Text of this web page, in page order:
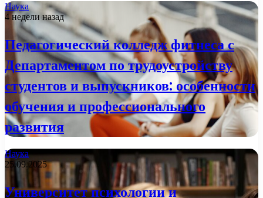
Наука
4 недели назад
Педагогический колледж фитнеса с
Департаментом по трудоустройству
студентов и выпускников: особенности
обучения и профессионального
развития
Наука
25.09.2025
Университет психологии и